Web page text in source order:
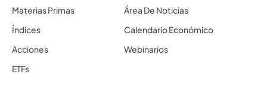
Materias Primas
Índices
Acciones
ETFs
Área De Noticias
Calendario Económico
Webinarios